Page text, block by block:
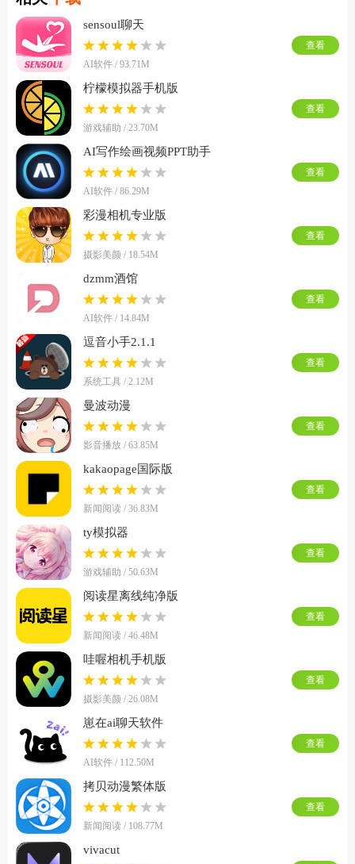
sensoul聊天
AI软件 / 93.71M
查看
柠檬模拟器手机版
游戏辅助 / 23.70M
查看
AI写作绘画视频PPT助手
AI软件 / 86.29M
查看
彩漫相机专业版
摄影美颜 / 18.54M
查看
dzmm酒馆
AI软件 / 14.84M
查看
逗音小手2.1.1
系统工具 / 2.12M
查看
曼波动漫
影音播放 / 63.85M
查看
kakaopage国际版
新闻阅读 / 36.83M
查看
ty模拟器
游戏辅助 / 50.63M
查看
阅读星离线纯净版
新闻阅读 / 46.48M
查看
哇喔相机手机版
摄影美颜 / 26.08M
查看
崽在ai聊天软件
AI软件 / 112.50M
查看
拷贝动漫繁体版
新闻阅读 / 108.77M
查看
vivacut